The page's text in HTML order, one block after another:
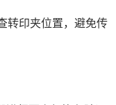
转印夹位置，避免传